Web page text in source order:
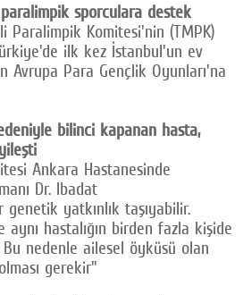
sporculara destek
Paralimpik Komitesi'nin (TMPK)
ilk kez İstanbul'un ev
Avrupa Para Gençlik Oyunları'na
bilinci kapanan hasta,
Ankara Hastanesinde
Dr. Ibadat
genetik yatkınlık taşıyabilir.
aynı hastalığın birden fazla kişide
nedenle ailesel öyküsü olan
gerekir"